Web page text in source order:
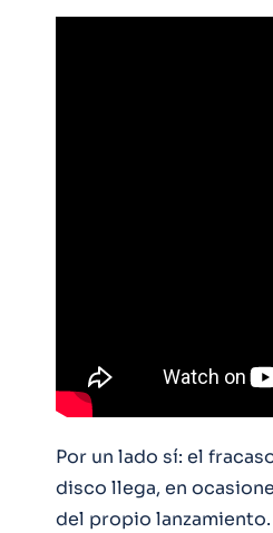
Por un lado sí: el
disco llega, en
del propio